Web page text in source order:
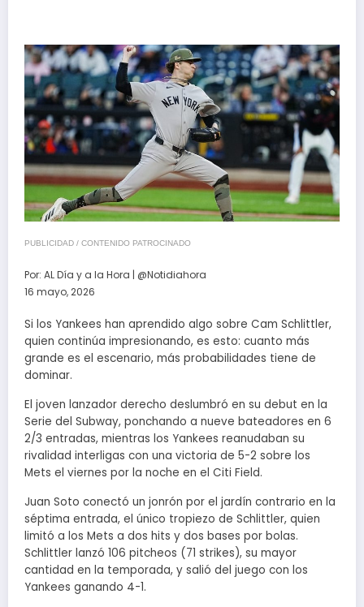
PUBLICIDAD / CONTENIDO PATROCINADO
Por: AL Día y a la Hora | @Notidiahora
16 mayo, 2026
Si los Yankees han aprendido algo sobre Cam Schlittler,
quien continúa impresionando, es esto: cuanto más
grande es el escenario, más probabilidades tiene de
dominar.
El joven lanzador derecho deslumbró en su debut en la
Serie del Subway, ponchando a nueve bateadores en 6
2/3 entradas, mientras los Yankees reanudaban su
rivalidad interligas con una victoria de 5-2 sobre los
Mets el viernes por la noche en el Citi Field.
Juan Soto conectó un jonrón por el jardín contrario en la
séptima entrada, el único tropiezo de Schlittler, quien
limitó a los Mets a dos hits y dos bases por bolas.
Schlittler lanzó 106 pitcheos (71 strikes), su mayor
cantidad en la temporada, y salió del juego con los
Yankees ganando 4-1.